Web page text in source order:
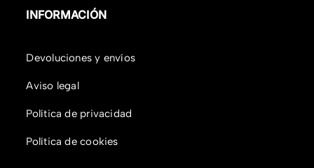
INFORMACIÓN
Devoluciones y envíos
Aviso legal
Política de privacidad
Política de cookies